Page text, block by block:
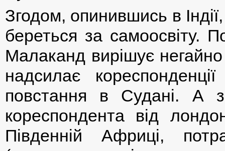
Згодом, опинившись в
береться за самоосвіту.
Малаканд вирішує негайно
надсилає
повстання в Судані. А
кореспондента від
Південній Африці,